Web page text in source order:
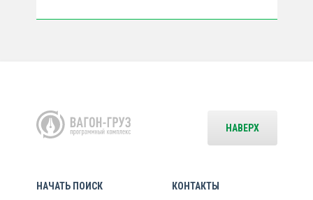
НАЧАТЬ ПОИСК КОНТАКТЫ
НАВЕРХ